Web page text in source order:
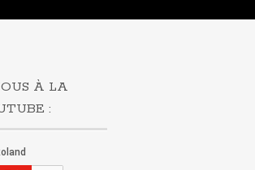
À LA
: